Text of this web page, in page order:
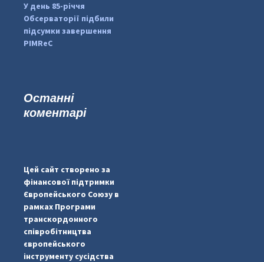
У день 85-річчя
Обсерваторії підбили
підсумки завершення
PIMReC
Останні
коментарі
Цей сайт створено за
фінансової підтримки
Європейського Союзу в
рамках Програми
транскордонного
співробітництва
європейського
інструменту сусідства